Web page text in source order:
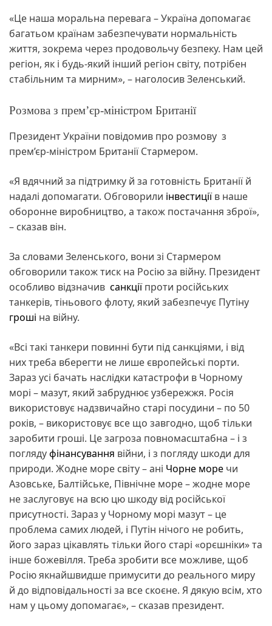
«Це наша моральна перевага – Україна допомагає
багатьом країнам забезпечувати нормальність
життя, зокрема через продовольчу безпеку. Нам цей
регіон, як і будь-який інший регіон світу, потрібен
стабільним та мирним», – наголосив Зеленський.
Розмова з прем’єр-міністром Британії
Президент України повідомив про розмову з
прем’єр-міністром Британії Стармером.
«Я вдячний за підтримку й за готовність Британії й
надалі допомагати. Обговорили інвестиціїв наше
оборонне виробництво, а також постачання зброї»,
– сказав він.
За словами Зеленського, вони зі Стармером
обговорили також тиск на Росію за війну. Президент
особливо відзначив санкціїпроти російських
танкерів, тіньового флоту, який забезпечує Путіну
гроші на війну.
«Всі такі танкери повинні бути під санкціями, і від
них треба вберегти не лише європейські порти.
Зараз усі бачать наслідки катастрофи в Чорному
морі – мазут, який забруднює узбережжя. Росія
використовує надзвичайно старі посудини – по 50
років, – використовує все що завгодно, щоб тільки
заробити гроші. Це загроза повномасштабна – і з
поглядуфінансування війни, і з погляду шкоди для
природи. Жодне море світу – ані Чорне море чи
Азовське, Балтійське, Північне море – жодне море
не заслуговує на всю цю шкоду від російської
присутності. Зараз у Чорному морі мазут – це
проблема самих людей, і Путін нічого не робить,
його зараз цікавлять тільки його старі «орєшніки» та
інше божевілля. Треба зробити все можливе, щоб
Росію якнайшвидше примусити до реального миру
й до відповідальності за все скоєне. Я дякую всім, хто
нам у цьому допомагає», – сказав президент.